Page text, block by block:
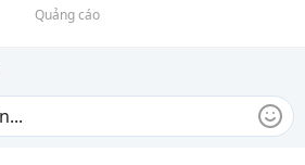
Quảng cáo